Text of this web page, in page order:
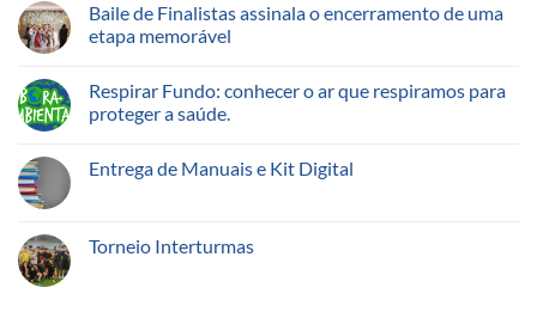
Baile de Finalistas assinala o encerramento de uma
etapa memorável
Respirar Fundo: conhecer o ar que respiramos para
proteger a saúde.
Entrega de Manuais e Kit Digital
Torneio Interturmas